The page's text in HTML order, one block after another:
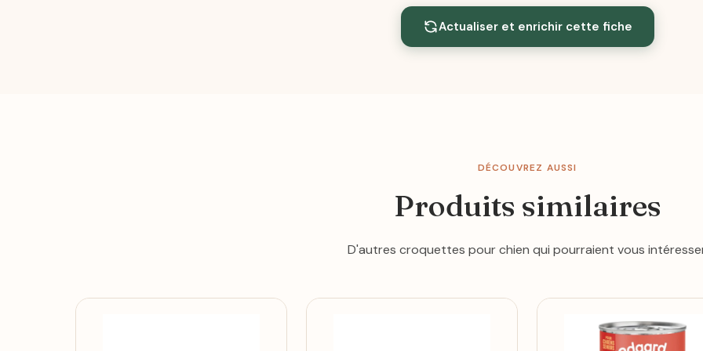
Actualiser et enrichir cette fiche
DÉCOUVREZ AUSSI
Produits similaires
D'autres croquettes pour chien qui pourraient vous